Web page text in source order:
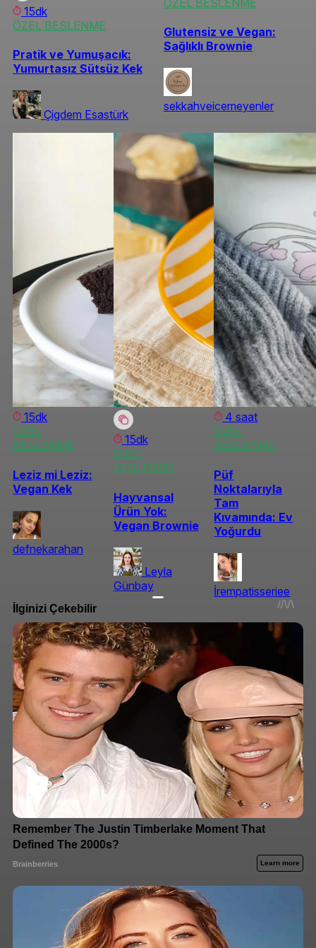
15dk
ÖZEL BESLENME
Pratik ve Yumuşacık:
Yumurtasız Sütsüz Kek
Çigdem Esastürk
Glutensiz ve Vegan:
Sağlıklı Brownie
sekkahveicemeyenler
15dk
ÖZEL
BESLENME
Leziz mi Leziz:
Vegan Kek
defnekarahan
15dk
ÖZEL
BESLENME
Hayvansal
Ürün Yok:
Vegan Brownie
Leyla
Günbay
4 saat
ÖZEL
BESLENME
Püf
Noktalarıyla
Tam
Kıvamında: Ev
Yoğurdu
İrempatisseriee